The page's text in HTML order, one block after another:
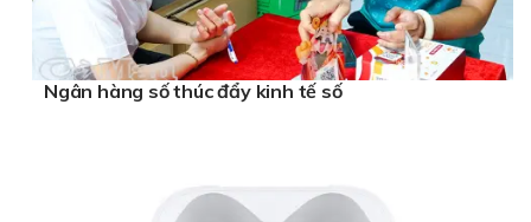
Ngân hàng số thúc đẩy kinh tế số